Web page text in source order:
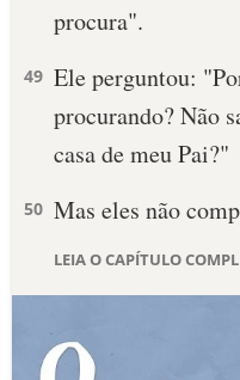
procura".
49 Ele perguntou:
procurando? Não
casa de meu Pai?"
50 Mas eles não
LEIA O CAPÍTULO